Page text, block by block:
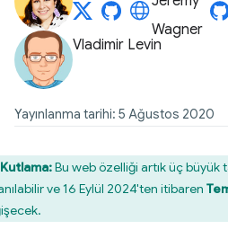
Vladimir Levin
Yayınlanma tarihi: 5 Ağustos 2020
Kutlama:Bu web özelliği artık üç büyük
ve 16 Eylül 2024'ten itibaren